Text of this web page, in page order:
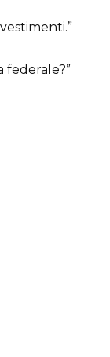
federale?”